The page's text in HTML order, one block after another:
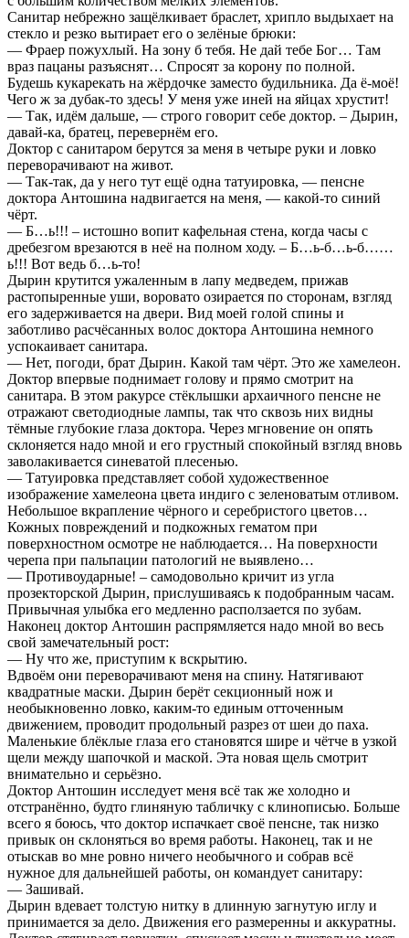
Санитар небрежно защёлкивает браслет, хрипло выдыхает на
стекло и резко вытирает его о зелёные брюки:
— Фраер пожухлый. На зону б тебя. Не дай тебе Бог… Там
враз пацаны разъяснят… Спросят за корону по полной.
Будешь кукарекать на жёрдочке заместо будильника. Да ё-моё!
Чего ж за дубак-то здесь! У меня уже иней на яйцах хрустит!
— Так, идём дальше, — строго говорит себе доктор. – Дырин,
давай-ка, братец, перевернём его.
Доктор с санитаром берутся за меня в четыре руки и ловко
переворачивают на живот.
— Так-так, да у него тут ещё одна татуировка, — пенсне
доктора Антошина надвигается на меня, — какой-то синий
чёрт.
— Б…ь!!! – истошно вопит кафельная стена, когда часы с
дребезгом врезаются в неё на полном ходу. – Б…ь-б…ь-б……
ь!!! Вот ведь б…ь-то!
Дырин крутится ужаленным в лапу медведем, прижав
растопыренные уши, воровато озирается по сторонам, взгляд
его задерживается на двери. Вид моей голой спины и
заботливо расчёсанных волос доктора Антошина немного
успокаивает санитара.
— Нет, погоди, брат Дырин. Какой там чёрт. Это же хамелеон.
Доктор впервые поднимает голову и прямо смотрит на
санитара. В этом ракурсе стёклышки архаичного пенсне не
отражают светодиодные лампы, так что сквозь них видны
тёмные глубокие глаза доктора. Через мгновение он опять
склоняется надо мной и его грустный спокойный взгляд вновь
заволакивается синеватой плесенью.
— Татуировка представляет собой художественное
изображение хамелеона цвета индиго с зеленоватым отливом.
Небольшое вкрапление чёрного и серебристого цветов…
Кожных повреждений и подкожных гематом при
поверхностном осмотре не наблюдается… На поверхности
черепа при пальпации патологий не выявлено…
— Противоударные! – самодовольно кричит из угла
прозекторской Дырин, прислушиваясь к подобранным часам.
Привычная улыбка его медленно расползается по зубам.
Наконец доктор Антошин распрямляется надо мной во весь
свой замечательный рост:
— Ну что же, приступим к вскрытию.
Вдвоём они переворачивают меня на спину. Натягивают
квадратные маски. Дырин берёт секционный нож и
необыкновенно ловко, каким-то единым отточенным
движением, проводит продольный разрез от шеи до паха.
Маленькие блёклые глаза его становятся шире и чётче в узкой
щели между шапочкой и маской. Эта новая щель смотрит
внимательно и серьёзно.
Доктор Антошин исследует меня всё так же холодно и
отстранённо, будто глиняную табличку с клинописью. Больше
всего я боюсь, что доктор испачкает своё пенсне, так низко
привык он склоняться во время работы. Наконец, так и не
отыскав во мне ровно ничего необычного и собрав всё
нужное для дальнейшей работы, он командует санитару:
— Зашивай.
Дырин вдевает толстую нитку в длинную загнутую иглу и
принимается за дело. Движения его размеренны и аккуратны.